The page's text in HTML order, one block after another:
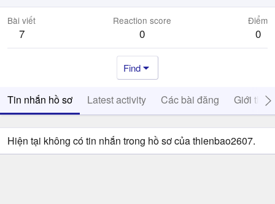
Bài viết
7
Reaction score
0
Điểm
0
Find
Tin nhắn hồ sơ Latest activity Các bài đăng Giới thiệu
Hiện tại không có tin nhắn trong hồ sơ của thienbao2607.